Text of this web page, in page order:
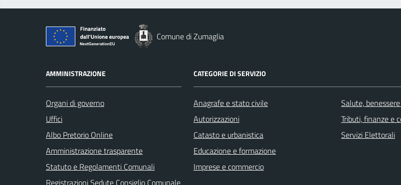
Comune di Zumaglia
AMMINISTRAZIONE
Organi di governo
Uffici
Albo Pretorio Online
Amministrazione trasparente
Statuto e Regolamenti Comunali
Registrazioni Sedute Consiglio Comunale
CATEGORIE DI SERVIZIO
Anagrafe e stato civile
Autorizzazioni
Catasto e urbanistica
Educazione e formazione
Imprese e commercio
Salute,
Tributi, finanze e
Servizi Elettorali